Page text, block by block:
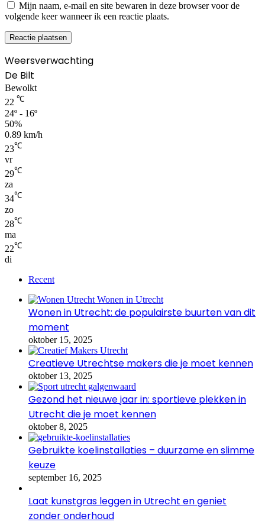
Mijn naam, e-mail en site bewaren in deze browser voor de
volgende keer wanneer ik een reactie plaats.
Weersverwachting
De Bilt
Bewolkt
22 ℃
24º - 16º
50%
0.89 km/h
23℃
vr
29℃
za
34℃
zo
28℃
ma
22℃
di
Recent
Wonen in Utrecht: de populairste buurten van dit
moment
oktober 15, 2025
Creatieve Utrechtse makers die je moet kennen
oktober 13, 2025
Gezond het nieuwe jaar in: sportieve plekken in
Utrecht die je moet kennen
oktober 8, 2025
Gebruikte koelinstallaties – duurzame en slimme
keuze
september 16, 2025
Laat kunstgras leggen in Utrecht en geniet
zonder onderhoud